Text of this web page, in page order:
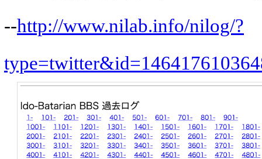
--http://www.nilab.info/nilog/?